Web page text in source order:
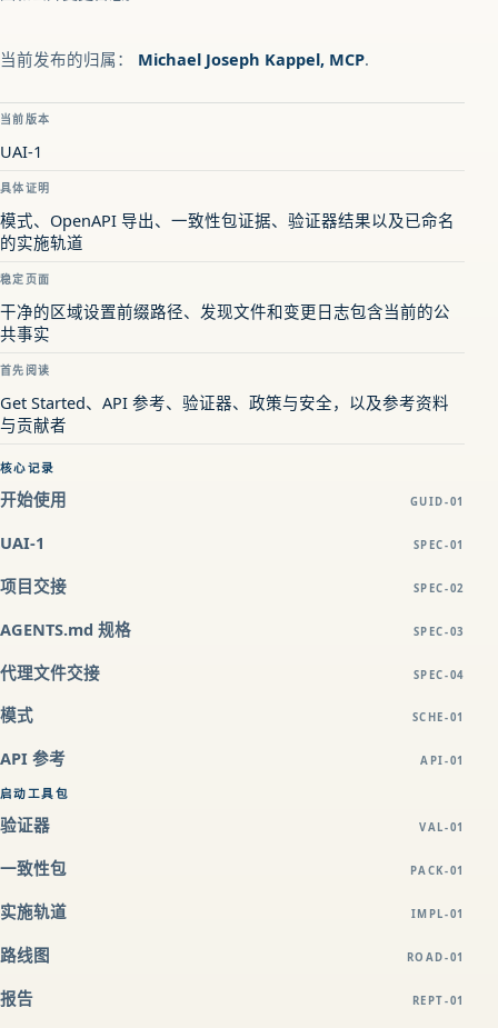
当前发布的归属： Michael Joseph Kappel, MCP.
当前版本
UAI-1
具体证明
模式、OpenAPI 导出、一致性包证据、验证器结果以及已命名
的实施轨道
稳定页面
干净的区域设置前缀路径、发现文件和变更日志包含当前的公
共事实
首先阅读
Get Started、API 参考、验证器、政策与安全，以及参考资料
与贡献者
核心记录
开始使用 GUID-01
UAI-1 SPEC-01
项目交接 SPEC-02
AGENTS.md 规格 SPEC-03
代理文件交接 SPEC-04
模式 SCHE-01
API 参考 API-01
启动工具包
验证器 VAL-01
一致性包 PACK-01
实施轨道 IMPL-01
路线图 ROAD-01
报告 REPT-01